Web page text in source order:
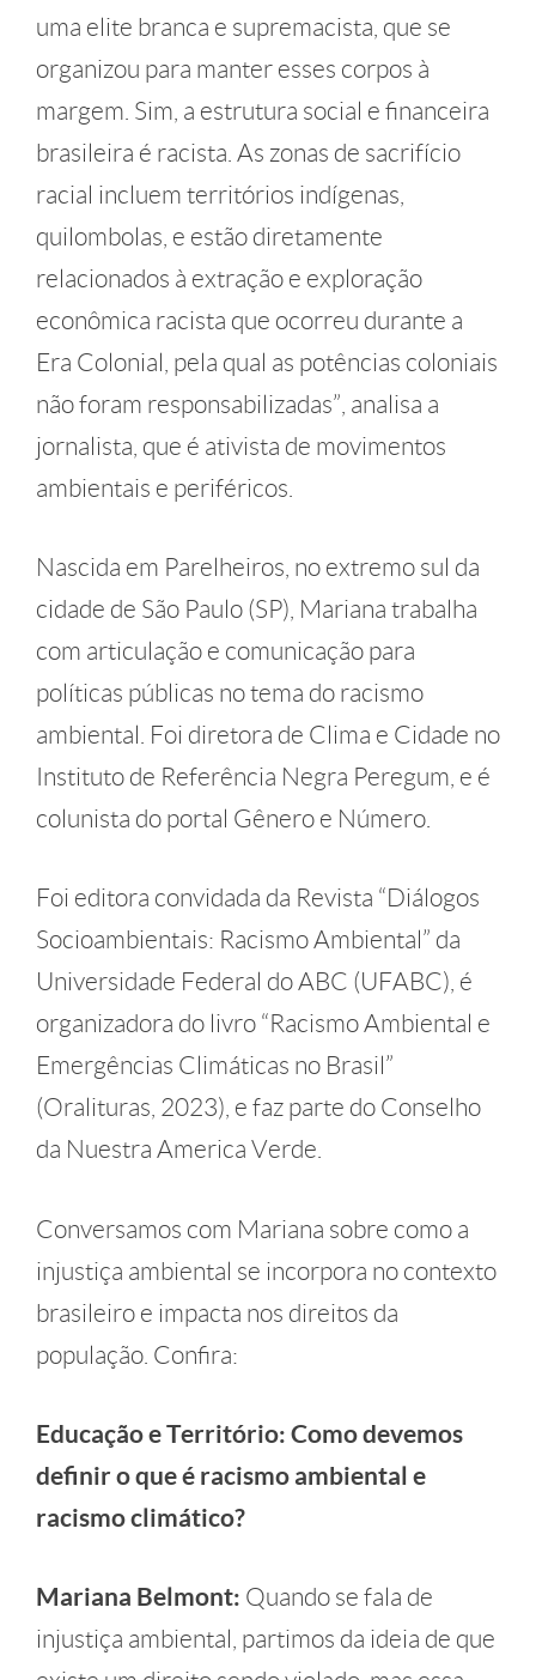
uma elite branca e supremacista, que se
organizou para manter esses corpos à
margem. Sim, a estrutura social e financeira
brasileira é racista. As zonas de sacrifício
racial incluem territórios indígenas,
quilombolas, e estão diretamente
relacionados à extração e exploração
econômica racista que ocorreu durante a
Era Colonial, pela qual as potências coloniais
não foram responsabilizadas”, analisa a
jornalista, que é ativista de movimentos
ambientais e periféricos.
Nascida em Parelheiros, no extremo sul da
cidade de São Paulo (SP), Mariana trabalha
com articulação e comunicação para
políticas públicas no tema do racismo
ambiental. Foi diretora de Clima e Cidade no
Instituto de Referência Negra Peregum, e é
colunista do portal Gênero e Número.
Foi editora convidada da Revista “Diálogos
Socioambientais: Racismo Ambiental” da
Universidade Federal do ABC (UFABC), é
organizadora do livro “Racismo Ambiental e
Emergências Climáticas no Brasil”
(Oralituras, 2023), e faz parte do Conselho
da Nuestra America Verde.
Conversamos com Mariana sobre como a
injustiça ambiental se incorpora no contexto
brasileiro e impacta nos direitos da
população. Confira:
Educação e Território: Como devemos
definir o que é racismo ambiental e
racismo climático?
Mariana Belmont: Quando se fala de
injustiça ambiental, partimos da ideia de que